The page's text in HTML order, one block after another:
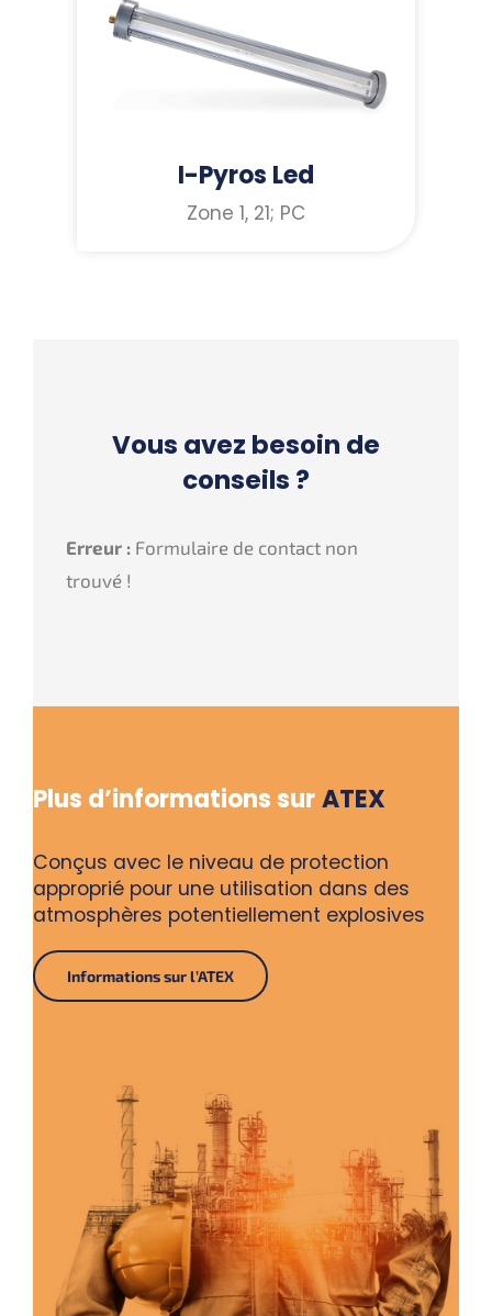
I-Pyros Led
Zone 1, 21; PC
Vous avez besoin de
conseils ?
Erreur : Formulaire de contact non
trouvé !
Plus d’informations surATEX
Conçus avec le niveau de protection
approprié pour une utilisation dans des
atmosphères potentiellement explosives
Informations sur l’ATEX